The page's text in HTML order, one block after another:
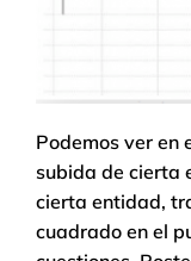
Podemos ver en
subida de cierta
cierta entidad,
cuadrado en el